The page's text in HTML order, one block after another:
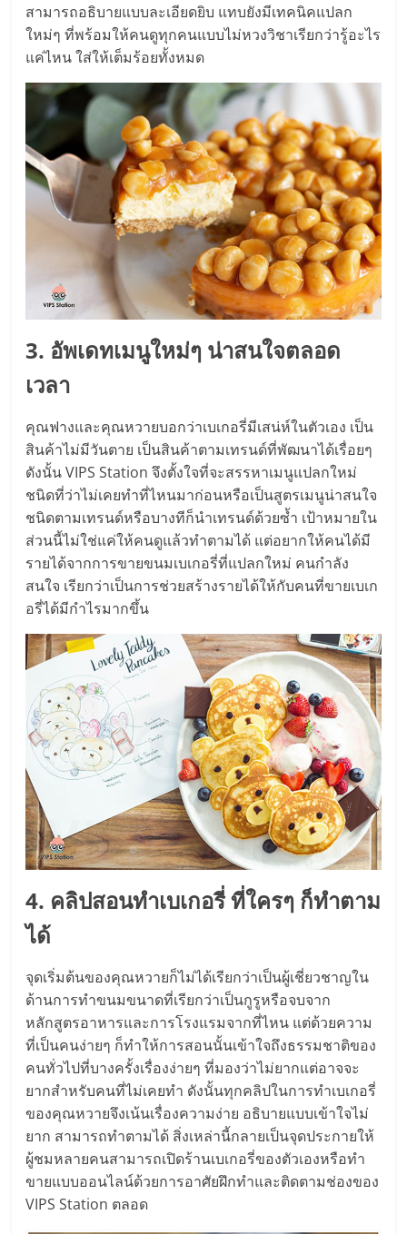
ไชส์
แฟ
รน
ขาย
บ้าน
ลงทุน
น้อย
คืน
ปรึกษา
การ
และ
ขยาย
ขา
แฟ
รน
ไชส์,
ศูนย์
รวม
แฟ
ไชส์
ทำเล
สำหรับ
ร้าน
ปรึกษา
ฟรี,
บริการ
พัฒนา
ระบบ
แฟ
รน
สามารถอธิบายแบบละเอียดยิบ แทบยังมีเทคนิคแปลก
ใหม่ๆ ที่พร้อมให้คนดูทุกคนแบบไม่หวงวิชาเรียกว่ารู้อะไร
แค่ไหน ใส่ให้เต็มร้อยทั้งหมด
3. อัพเดทเมนูใหม่ๆ น่าสนใจตลอด
เวลา
คุณฟางและคุณหวายบอกว่าเบเกอรี่มีเสน่ห์ในตัวเอง เป็น
สินค้าไม่มีวันตาย เป็นสินค้าตามเทรนด์ที่พัฒนาได้เรื่อยๆ
ดังนั้น VIPS Station จึงตั้งใจที่จะสรรหาเมนูแปลกใหม่
ชนิดที่ว่าไม่เคยทำที่ไหนมาก่อนหรือเป็นสูตรเมนูน่าสนใจ
ชนิดตามเทรนด์หรือบางทีก็นำเทรนด์ด้วยซ้ำ เป้าหมายใน
ส่วนนี้ไม่ใช่แค่ให้คนดูแล้วทำตามได้ แต่อยากให้คนได้มี
รายได้จากการขายขนมเบเกอรี่ที่แปลกใหม่ คนกำลัง
สนใจ เรียกว่าเป็นการช่วยสร้างรายได้ให้กับคนที่ขายเบเก
อรี่ได้มีกำไรมากขึ้น
4. คลิปสอนทำเบเกอรี่ ที่ใครๆ ก็ทำตาม
ได้
จุดเริ่มต้นของคุณหวายก็ไม่ได้เรียกว่าเป็นผู้เชี่ยวชาญใน
ด้านการทำขนมขนาดที่เรียกว่าเป็นกูรูหรือจบจาก
หลักสูตรอาหารและการโรงแรมจากที่ไหน แต่ด้วยความ
ที่เป็นคนง่ายๆ ก็ทำให้การสอนนั้นเข้าใจถึงธรรมชาติของ
คนทั่วไปที่บางครั้งเรื่องง่ายๆ ที่มองว่าไม่ยากแต่อาจจะ
ยากสำหรับคนที่ไม่เคยทำ ดังนั้นทุกคลิปในการทำเบเกอรี่
ของคุณหวายจึงเน้นเรื่องความง่าย อธิบายแบบเข้าใจไม่
ยาก สามารถทำตามได้ สิ่งเหล่านี้กลายเป็นจุดประกายให้
ผู้ชมหลายคนสามารถเปิดร้านเบเกอรี่ของตัวเองหรือทำ
ขายแบบออนไลน์ด้วยการอาศัยฝึกทำและติดตามช่องของ
VIPS Station ตลอด